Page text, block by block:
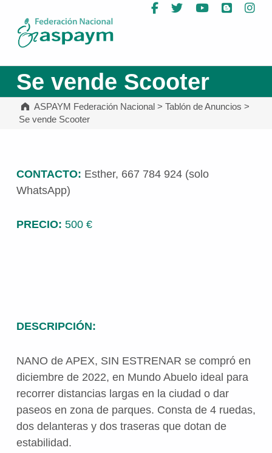
Facebook
TwitterYouTube
Blog
Se vende Scooter
ASPAYM Federación Nacional >Tablón de Anuncios >
Se vende Scooter
CONTACTO: Esther, 667 784 924 (solo
WhatsApp)
PRECIO: 500 €
DESCRIPCIÓN:
NANO de APEX, SIN ESTRENAR se compró en
diciembre de 2022, en Mundo Abuelo ideal para
recorrer distancias largas en la ciudad o dar
paseos en zona de parques. Consta de 4 ruedas,
dos delanteras y dos traseras que dotan de
estabilidad.